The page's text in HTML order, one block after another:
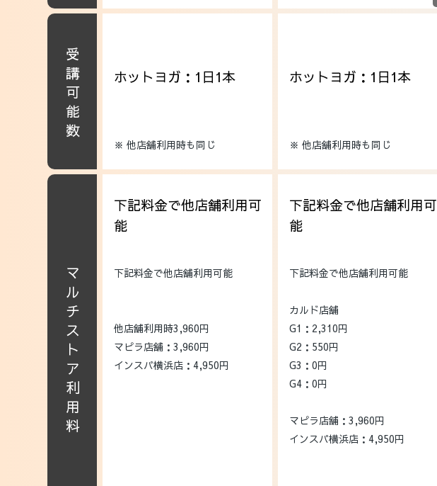
受講可能数 ホットヨガ：1日1本
※ 他店舗利用時も同じ
ホットヨガ：1日1本
※ 他店舗利用時も同じ
マルチストア利用料
下記料金で他店舗利用可
能
下記料金で他店舗利用可能
他店舗利用時3,960円
マピラ店舗：3,960円
インスパ横浜店：4,950円
下記料金で他店舗利用可
能
下記料金で他店舗利用可能
カルド店舗
G1：2,310円
G2：550円
G3：0円
G4：0円
マピラ店舗：3,960円
インスパ横浜店：4,950円